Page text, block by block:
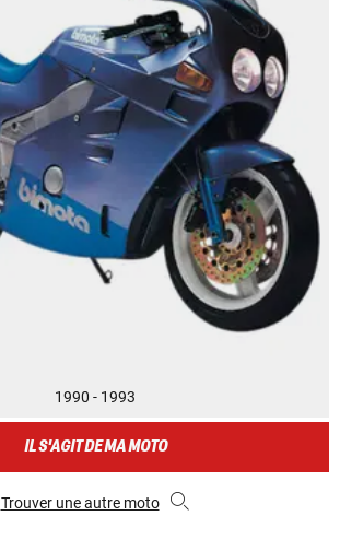
1990 - 1993
IL S'AGIT DE MA MOTO
Trouver une autre moto